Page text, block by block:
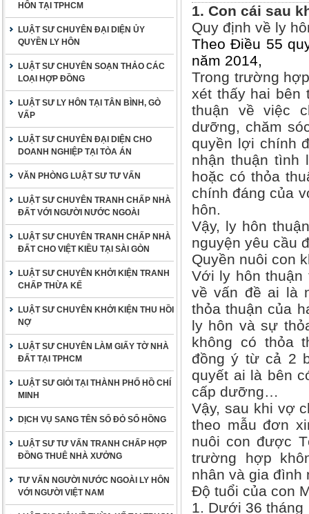
HÔN TẠI TPHCM
LUẬT SƯ CHUYÊN ĐẠI DIỆN ỦY
QUYỀN LY HÔN
LUẬT SƯ CHUYÊN SOẠN THẢO CÁC
LOẠI HỢP ĐỒNG
LUẬT SƯ LY HÔN TẠI TÂN BÌNH, GÒ
VẤP
LUẬT SƯ CHUYÊN ĐẠI DIỆN CHO
DOANH NGHIỆP TẠI TÒA ÁN
VĂN PHÒNG LUẬT SƯ TƯ VẤN
LUẬT SƯ CHUYÊN TRANH CHẤP NHÀ
ĐẤT VỚI NGƯỜI NƯỚC NGOÀI
LUẬT SƯ CHUYÊN TRANH CHẤP NHÀ
ĐẤT CHO VIỆT KIỀU TẠI SÀI GÒN
LUẬT SƯ CHUYÊN KHỞI KIỆN TRANH
CHẤP THỪA KẾ
LUẬT SƯ CHUYÊN KHỞI KIỆN THU HỒI
NỢ
LUẬT SƯ CHUYÊN LÀM GIẤY TỜ NHÀ
ĐẤT TẠI TPHCM
LUẬT SƯ GIỎI TẠI THÀNH PHỐ HỒ CHÍ
MINH
DỊCH VỤ SANG TÊN SỔ ĐỎ SỔ HỒNG
LUẬT SƯ TƯ VẤN TRANH CHẤP HỢP
ĐỒNG THUÊ NHÀ XƯỞNG
TƯ VẤN NGƯỜI NƯỚC NGOÀI LY HÔN
VỚI NGƯỜI VIỆT NAM
1. Con cái sau
Quy định về ly
Theo Điều 55
năm 2014,
Trong trường
xét thấy hai bên
thuận về việc
dưỡng, chăm
quyền lợi chính
nhận thuận tình
hoặc có thỏa
chính đáng của
hôn.
Vậy, ly hôn
nguyện yêu cầu
Quyền nuôi con
Với ly hôn
về vấn đề ai là
thỏa thuận của
ly hôn và sự
không có thỏa
đồng ý từ cả 2
quyết ai là bên
cấp dưỡng…
Vậy, sau khi vợ
theo mẫu đơn
nuôi con được
trường hợp
nhân và gia đình
Độ tuổi của con
1. Dưới 36 tháng